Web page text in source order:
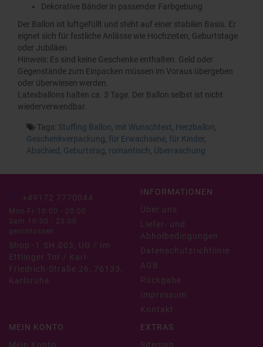
Dekorative Bänder in passender Farbgebung
Der Ballon ist luftgefüllt und steht auf einer stabilen Basis. Er
eignet sich für festliche Anlässe wie Hochzeiten, Geburtstage
oder Jubiläen.
Hinweis: Es sind keine Geschenke enthalten. Geld oder
Gegenstände zum Einpacken müssen im Voraus übergeben
oder überwiesen werden.
Latexballons halten ca. 3 Tage. Der Ballon selbst ist nicht
wiederverwendbar.
Tags: Stuffing Ballon mit Wunschtext Herzballon
Geschenkverpackung für Erwachsene für Kinder
Abschied Geburtstag romantisch Überraschung
+49172 7770044
Mon-Fr 10:00 - 20:00
Sam 10:00 - 20:00
geschlossen
Shop -1.SH.003, UG / Im
Ettlinger Tor / Karl-
Friedrich-Straße 26, 76133,
Karlsruhe
INFORMATIONEN
Über uns
Liefer- und
Abholbedingungen
Datenschutzrichtlinie
AGB
Rückgabe
Impressum
Kontakt
MEIN KONTO
Mein Konto
EXTRAS
Sitemap